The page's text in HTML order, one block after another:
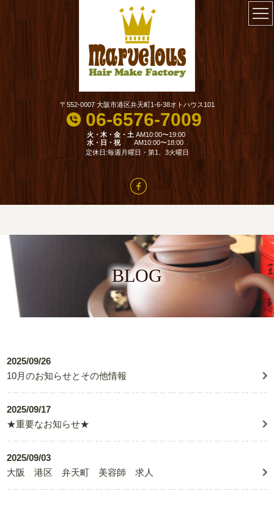
〒552-0007 大阪市港区弁天町1-6-38オトハウス101
06-6576-7009
火・木・金・土 AM10:00〜19:00
水・日・祝
AM10:00〜18:00
定休日:毎週月曜日・第1、3火曜日
BLOG
2025/09/26
10月のお知らせとその他情報
2025/09/17
★重要なお知らせ★
2025/09/03
大阪 港区 弁天町 美容師 求人